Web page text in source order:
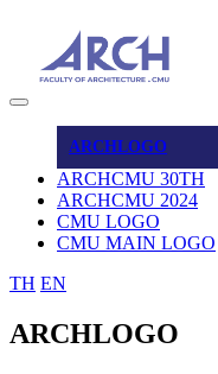
ARCHLOGO
ARCHCMU 30TH
ARCHCMU 2024
CMU LOGO
CMU MAIN LOGO
TH EN
ARCHLOGO